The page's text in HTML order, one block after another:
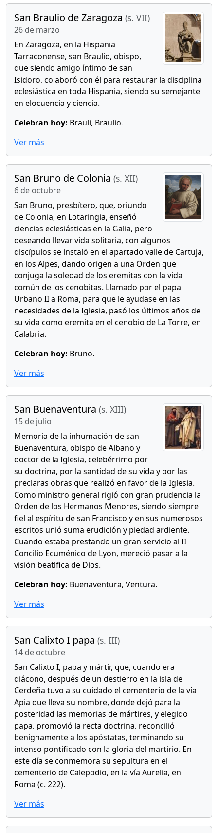
San Braulio de Zaragoza (s. VII)
26 de marzo
En Zaragoza, en la Hispania
Tarraconense, san Braulio, obispo,
que siendo amigo íntimo de san
Isidoro, colaboró con él para restaurar la disciplina
eclesiástica en toda Hispania, siendo su semejante
en elocuencia y ciencia.
Celebran hoy: Brauli, Braulio.
Ver más
San Bruno de Colonia (s. XII)
6 de octubre
San Bruno, presbítero, que, oriundo
de Colonia, en Lotaringia, enseñó
ciencias eclesiásticas en la Galia, pero
deseando llevar vida solitaria, con algunos
discípulos se instaló en el apartado valle de Cartuja,
en los Alpes, dando origen a una Orden que
conjuga la soledad de los eremitas con la vida
común de los cenobitas. Llamado por el papa
Urbano II a Roma, para que le ayudase en las
necesidades de la Iglesia, pasó los últimos años de
su vida como eremita en el cenobio de La Torre, en
Calabria.
Celebran hoy: Bruno.
Ver más
San Buenaventura (s. XIII)
15 de julio
Memoria de la inhumación de san
Buenaventura, obispo de Albano y
doctor de la Iglesia, celebérrimo por
su doctrina, por la santidad de su vida y por las
preclaras obras que realizó en favor de la Iglesia.
Como ministro general rigió con gran prudencia la
Orden de los Hermanos Menores, siendo siempre
fiel al espíritu de san Francisco y en sus numerosos
escritos unió suma erudición y piedad ardiente.
Cuando estaba prestando un gran servicio al II
Concilio Ecuménico de Lyon, mereció pasar a la
visión beatífica de Dios.
Celebran hoy: Buenaventura, Ventura.
Ver más
San Calixto I papa (s. III)
14 de octubre
San Calixto I, papa y mártir, que, cuando era
diácono, después de un destierro en la isla de
Cerdeña tuvo a su cuidado el cementerio de la vía
Apia que lleva su nombre, donde dejó para la
posteridad las memorias de mártires, y elegido
papa, promovió la recta doctrina, reconcilió
benignamente a los apóstatas, terminando su
intenso pontificado con la gloria del martirio. En
este día se conmemora su sepultura en el
cementerio de Calepodio, en la vía Aurelia, en
Roma (c. 222).
Ver más